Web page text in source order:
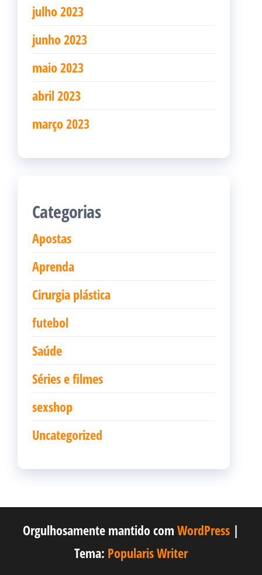
julho 2023
junho 2023
maio 2023
abril 2023
março 2023
Categorias
Apostas
Aprenda
Cirurgia plástica
futebol
Saúde
Séries e filmes
sexshop
Uncategorized
Orgulhosamente mantido com WordPress |
Tema: Popularis Writer